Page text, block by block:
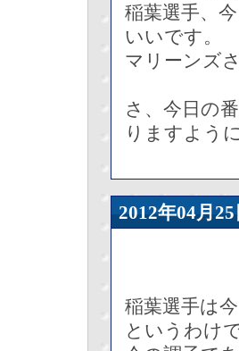
稲葉選手、
いいです。
マリーンズ
さ、今日の
りますよう
2012年04
稲葉選手は
というわけ